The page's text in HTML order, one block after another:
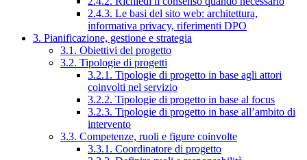
2.4.3. Le basi del sito web: architettura,
informativa privacy, riferimenti DPO
3. Pianificazione, gestione e strategia
3.1. Obiettivi del progetto
3.2. Tipologie di progetti
3.2.1. Tipologie di progetto in base agli attori
coinvolti nel servizio
3.2.2. Tipologie di progetto in base al focus
3.2.3. Tipologie di progetto in base all’ambito di
intervento
3.3. Competenze, ruoli e figure coinvolte
3.3.1. Coordinatore di progetto